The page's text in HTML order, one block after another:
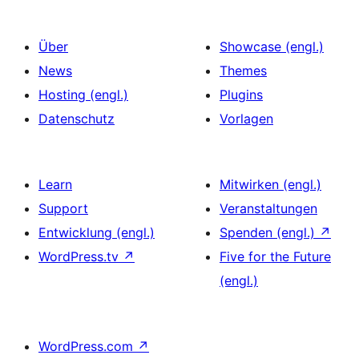
Über
News
Hosting (engl.)
Datenschutz
Showcase (engl.)
Themes
Plugins
Vorlagen
Learn
Support
Entwicklung (engl.)
WordPress.tv ↗
Mitwirken (engl.)
Veranstaltungen
Spenden (engl.) ↗
Five for the Future
(engl.)
WordPress.com ↗